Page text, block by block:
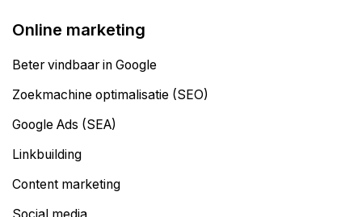
Online marketing
Beter vindbaar in Google
Zoekmachine optimalisatie (SEO)
Google Ads (SEA)
Linkbuilding
Content marketing